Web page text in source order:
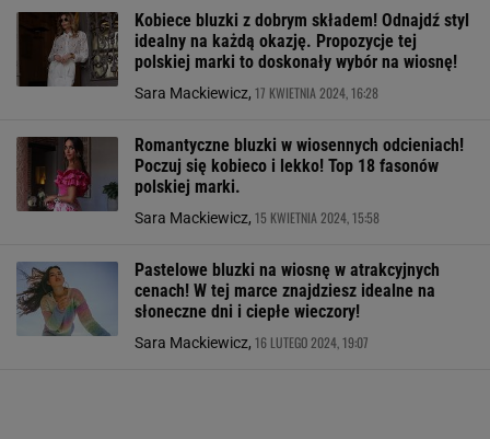
Kobiece bluzki z dobrym składem! Odnajdź styl
idealny na każdą okazję. Propozycje tej
polskiej marki to doskonały wybór na wiosnę!
Sara Mackiewicz, 17 KWIETNIA 2024, 16:28
Romantyczne bluzki w wiosennych odcieniach!
Poczuj się kobieco i lekko! Top 18 fasonów
polskiej marki.
Sara Mackiewicz, 15 KWIETNIA 2024, 15:58
Pastelowe bluzki na wiosnę w atrakcyjnych
cenach! W tej marce znajdziesz idealne na
słoneczne dni i ciepłe wieczory!
Sara Mackiewicz, 16 LUTEGO 2024, 19:07